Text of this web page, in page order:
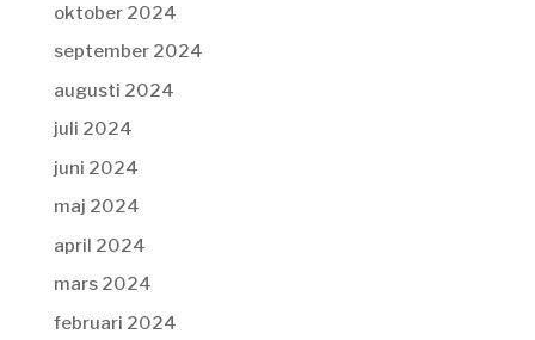
oktober 2024
september 2024
augusti 2024
juli 2024
juni 2024
maj 2024
april 2024
mars 2024
februari 2024